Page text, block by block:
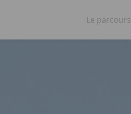
Le parcours